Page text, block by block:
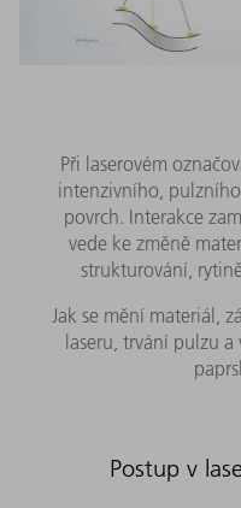
Při laserovém
intenzivního,
povrch. Interakce
vede ke změně
strukturování,
Jak se mění materiál,
laseru, trvání pulzu
Postup v